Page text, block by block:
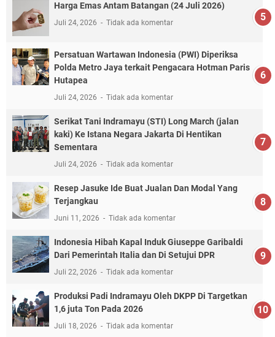
Harga Emas Antam Batangan (24 Juli 2026)
Juli 24, 2026 Tidak ada komentar
Persatuan Wartawan Indonesia (PWI) Diperiksa
Polda Metro Jaya terkait Pengacara Hotman Paris
Hutapea
Juli 24, 2026 Tidak ada komentar
Serikat Tani Indramayu (STI) Long March (jalan
kaki) Ke Istana Negara Jakarta Di Hentikan
Sementara
Juli 24, 2026 Tidak ada komentar
Resep Jasuke Ide Buat Jualan Dan Modal Yang
Terjangkau
Juni 11, 2026 Tidak ada komentar
Indonesia Hibah Kapal Induk Giuseppe Garibaldi
Dari Pemerintah Italia dan Di Setujui DPR
Juli 22, 2026 Tidak ada komentar
Produksi Padi Indramayu Oleh DKPP Di Targetkan
1,6 juta Ton Pada 2026
Juli 18, 2026 Tidak ada komentar